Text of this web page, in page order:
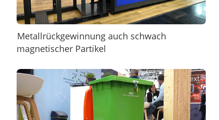
Metallrückgewinnung auch schwach
magnetischer Partikel